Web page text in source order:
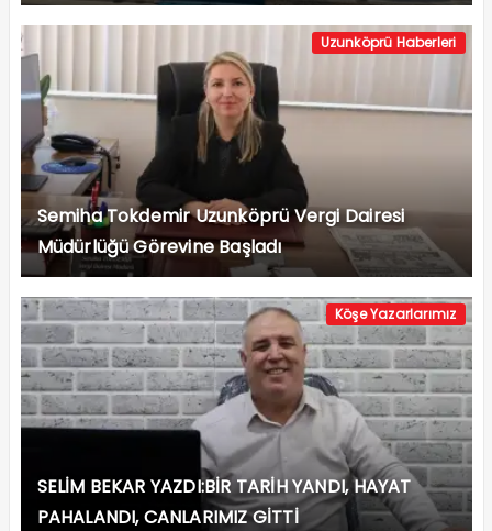
Uzunköprü Haberleri
Semiha Tokdemir Uzunköprü Vergi Dairesi
Müdürlüğü Görevine Başladı
Köşe Yazarlarımız
SELİM BEKAR YAZDI:BİR TARİH YANDI, HAYAT
PAHALANDI, CANLARIMIZ GİTTİ